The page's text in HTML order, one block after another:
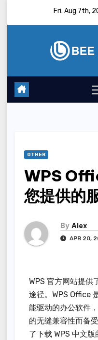
Fri. Aug 7th,
OTHER
WPS
您提供的
By Alex
APR 20,
WPS 官方网站提供
途径。WPS Office
能驱动的办公软件
的无缝兼容性而备
了下载 WPS 中文